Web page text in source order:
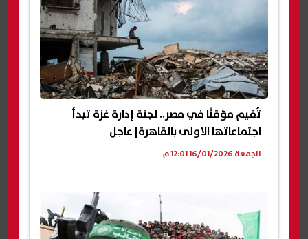
تُقيم مؤقتًا في مصر.. لجنة إدارة غزة تبدأ
اجتماعاتها الأولى بالقاهرة| عاجل
الجمعة 16/01/2026 12:01 م